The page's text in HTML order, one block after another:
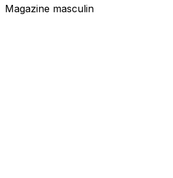
Magazine masculin